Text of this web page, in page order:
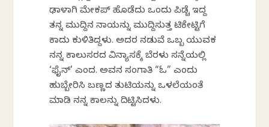
ಢಾಳಾಗಿ ಮೇಕಪ್ ಹೊಡೆದು ಒಂದು ಪಿಡ್ಚೆ ಇದ್ದ
ತನ್ನ ಮುದ್ದಿನ ನಾಯನ್ನು ಮುದ್ದಿಸುತ್ತ ಟಿಕೇಟ್ಟಿಗೆ
ಕಾದು ಕುಳಿತಿದ್ದಳು. ಅದರ ನಡುವೆ ಒಬ್ಬ ಯುವಕ
ನನ್ನ ಕಾಲುಸರದ ವಿನ್ಯಾಸಕ್ಕೆ ಬೆರಳು ಸನ್ನೆಯಲ್ಲಿ
‘ಫೈನ್’ ಎಂದ. ಅವನ ಸಂಗಾತಿ “ಓ” ಎಂದು
ಹುಬ್ಬೇರಿಸಿ ಬಣ್ಣದ ತುಟಿಯನ್ನು ಒಳಲೆಯಂತೆ
ಮಾಡಿ ನನ್ನ ಕಾಲನ್ನು ದಿಟ್ಟಿಸಿದಳು.